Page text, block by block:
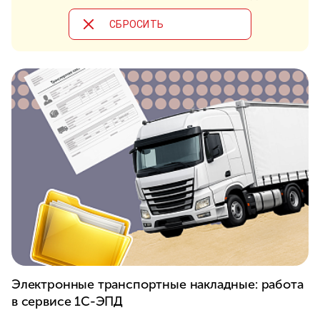
CБРОСИТЬ
Электронные транспортные накладные: работа
в сервисе 1С-ЭПД